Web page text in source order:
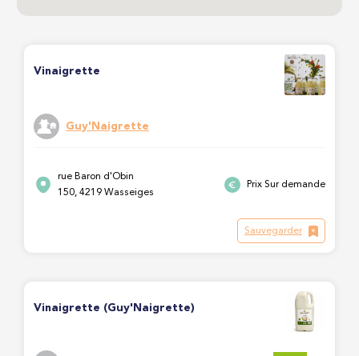
Vinaigrette
Guy'Naigrette
rue Baron d'Obin
150, 4219 Wasseiges
Prix Sur demande
Sauvegarder
Vinaigrette (Guy'Naigrette)